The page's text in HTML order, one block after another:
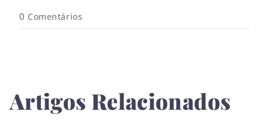
0 Comentários
Artigos Relacionados